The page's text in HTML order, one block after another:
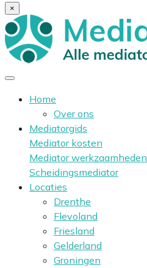
×
Home
Over ons
Mediatorgids
Mediator kosten
Mediator werkzaamheden
Scheidingsmediator
Locaties
Drenthe
Flevoland
Friesland
Gelderland
Groningen